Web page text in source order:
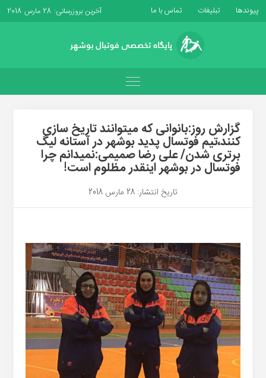
پیوندها تبلیغات تماس با ما آخرین بروزرسانی: 28 مارس 2018
گزارش روز:بانوانی که میتوانند تاریخ سازی
کنند،تیم فوتسال پدید بوشهر در آستانه لیگ
برتری شدن/ علی رضا صمیمی:نمیدانم چرا
فوتسال در بوشهر اینقدر مظلوم است!
تاریخ انتشار: 28 مارس 2018